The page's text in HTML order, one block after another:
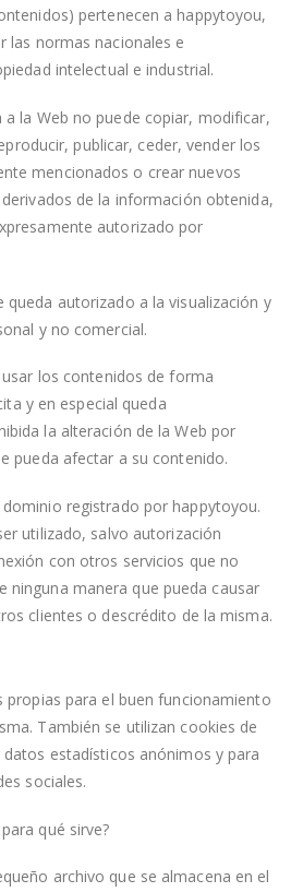
pertenecen a happytoyou,
las normas nacionales e
intelectual e industrial.
a la Web no puede copiar, modificar,
publicar, ceder, vender los
mencionados o crear nuevos
de la información obtenida,
autorizado por
queda autorizado a la visualización y
y no comercial.
los contenidos de forma
y en especial queda
la alteración de la Web por
pueda afectar a su contenido.
registrado por happytoyou.
utilizado, salvo autorización
con otros servicios que no
ninguna manera que pueda causar
clientes o descrédito de la misma.
propias para el buen funcionamiento
También se utilizan cookies de
estadísticos anónimos y para
sociales.
qué sirve?
archivo que se almacena en el